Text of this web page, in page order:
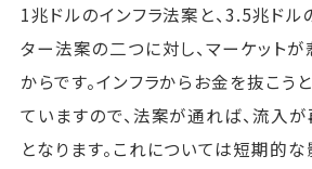
1兆ドルのインフラ法案と、3.5兆ドル
ター法案の二つに対し、マーケット
からです。インフラからお金を抜こう
ていますので、法案が通れば、流入が
となります。これについては短期的